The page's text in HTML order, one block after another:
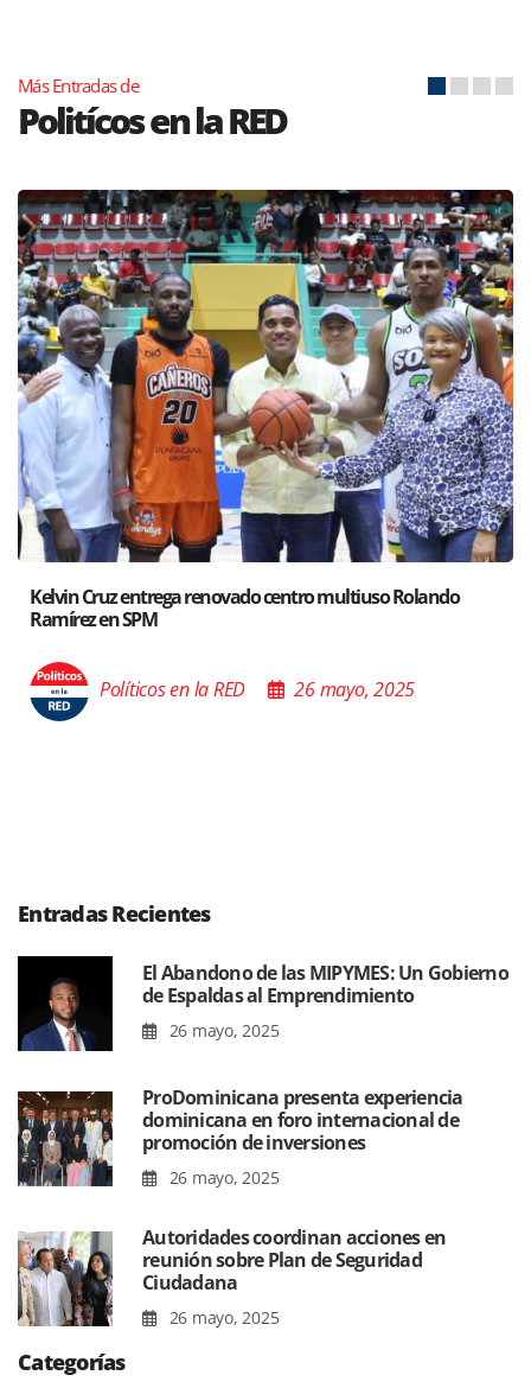
Más Entradas de
Politícos en la RED
Santiago acoge exposición del Ministro de
Políticos en la RED
Entradas Recientes
El Abandono de las MIPYMES: Un Gobierno
de Espaldas al Emprendimiento
26 mayo, 2025
ProDominicana presenta experiencia
dominicana en foro internacional de
promoción de inversiones
26 mayo, 2025
Autoridades coordinan acciones en
reunión sobre Plan de Seguridad
Ciudadana
26 mayo, 2025
Categorías